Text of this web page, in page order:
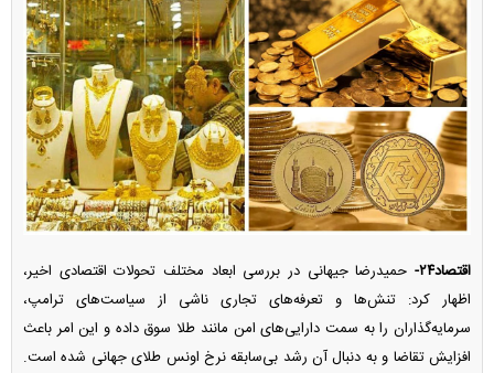
اقتصاد۲۴-
حمیدرضا جیهانی در بررسی ابعاد مختلف تحولات اقتصادی اخیر،
اظهار کرد: تنش‌ها و تعرفه‌های تجاری ناشی از سیاست‌های ترامپ،
سرمایه‌گذاران را به سمت دارایی‌های امن مانند طلا سوق داده و این امر باعث
افزایش تقاضا و به دنبال آن رشد بی‌سابقه نرخ اونس طلای جهانی شده است.